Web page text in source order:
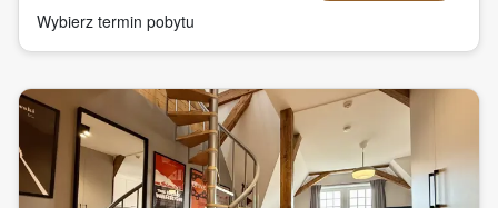
Wybierz termin pobytu